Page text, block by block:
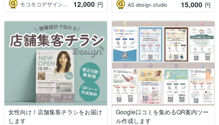
モコモコデザイン事務所 12,000 円 AS design studio 15,000 円
女性向け！店舗集客チラシをお届け
します
Google口コミを集めるQR案内ツー
ル作成します